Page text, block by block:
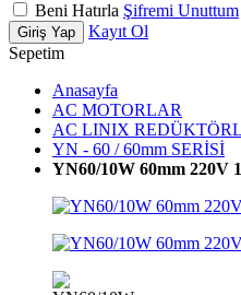
Beni Hatırla Şifremi Unuttum
Giriş Yap
Kayıt Ol
Sepetim
Anasayfa
AC MOTORLAR
AC LINIX
YN - 60 / 60mm SERİSİ
YN60/10W 60mm 220V